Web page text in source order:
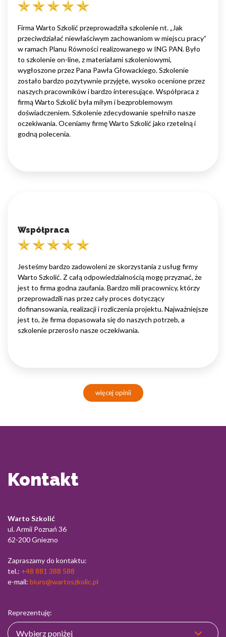
Firma Warto Szkolić przeprowadziła szkolenie nt. „Jak
przeciwdziałać niewłaściwym zachowaniom w miejscu pracy”
w ramach Planu Równości realizowanego w ING PAN. Było
to szkolenie on-line, z materiałami szkoleniowymi,
wygłoszone przez Pana Pawła Głowackiego. Szkolenie
zostało bardzo pozytywnie przyjęte, wysoko ocenione przez
naszych pracowników i bardzo interesujące. Współpraca z
firmą Warto Szkolić była miłym i bezproblemowym
doświadczeniem. Szkolenie zdecydowanie spełniło nasze
oczekiwania. Oceniamy firmę Warto Szkolić jako rzetelną i
godną polecenia.
Współpraca
Jesteśmy bardzo zadowoleni ze skorzystania z usług firmy
Warto Szkolić. Z całą odpowiedzialnością mogę przyznać, że
jest to firma godna zaufania. Bardzo mili pracownicy, którzy
przeprowadzili nas przez cały proces dotyczący
dofinansowania, realizacji i rozliczenia projektu. Najważniejsze
jest to, że firma dopasowała się do naszych potrzeb, a
szkolenie przerosło nasze oczekiwania.
więcej opinii
Kontakt
Warto Szkolić
ul. Armii Poznań 36
62-200 Gniezno
Zapraszamy do kontaktu:
tel.: +48 881 388 588
e-mail: biuro@wartoszkolic.pl
Reprezentuję: